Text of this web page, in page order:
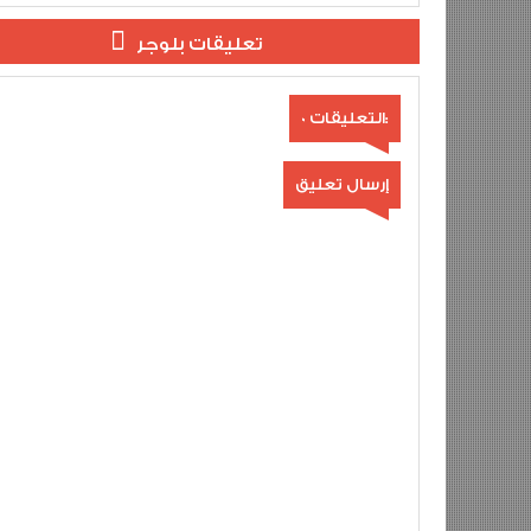
تعليقات بلوجر
0 التعليقات:
إرسال تعليق